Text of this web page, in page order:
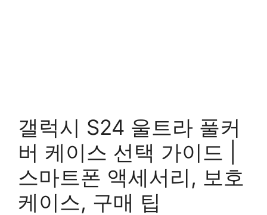
갤럭시 S24 울트라 풀커
버 케이스 선택 가이드 |
스마트폰 액세서리, 보호
케이스, 구매 팁